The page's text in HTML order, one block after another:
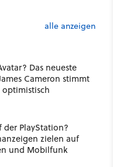
alle anzeigen
Das neueste
Cameron stimmt
PlayStation?
zielen auf
und Mobilfunk